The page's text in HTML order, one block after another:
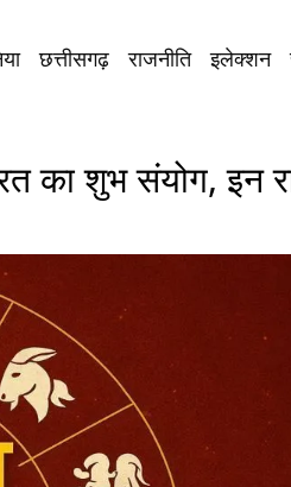
छत्तीसगढ़ राजनीति इलेक्शन
शुभ संयोग, इन